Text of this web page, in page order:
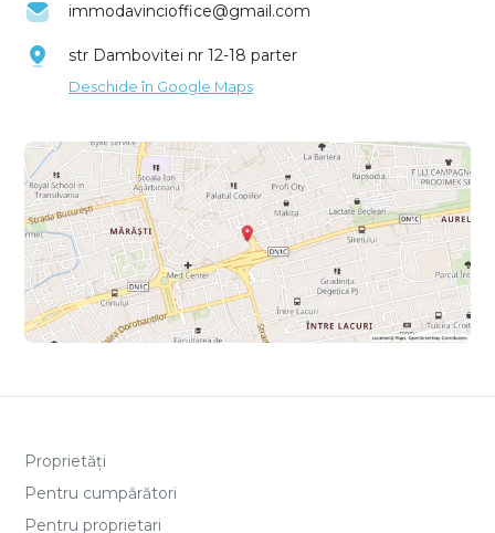
immodavincioffice@gmail.com
str Dambovitei nr 12-18 parter
Deschide în Google Maps
Proprietăți
Pentru cumpărători
Pentru proprietari